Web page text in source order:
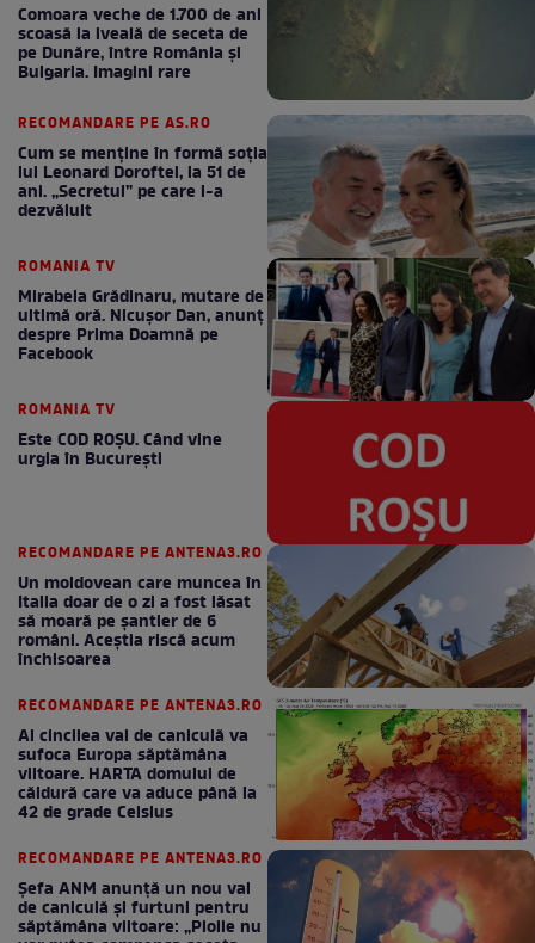
Comoara veche de 1.700 de ani
scoasă la iveală de seceta de
pe Dunăre, între România şi
Bulgaria. Imagini rare
RECOMANDARE PE AS.RO
Cum se menţine în formă soţia
lui Leonard Doroftei, la 51 de
ani. „Secretul” pe care l-a
dezvăluit
ROMANIA TV
Mirabela Grădinaru, mutare de
ultimă oră. Nicuşor Dan, anunţ
despre Prima Doamnă pe
Facebook
ROMANIA TV
Este COD ROŞU. Când vine
urgia în Bucureşti
RECOMANDARE PE ANTENA3.RO
Un moldovean care muncea în
Italia doar de o zi a fost lăsat
să moară pe şantier de 6
români. Aceștia riscă acum
închisoarea
RECOMANDARE PE ANTENA3.RO
Al cincilea val de caniculă va
sufoca Europa săptămâna
viitoare. HARTA domului de
căldură care va aduce până la
42 de grade Celsius
RECOMANDARE PE ANTENA3.RO
Șefa ANM anunță un nou val
de caniculă și furtuni pentru
săptămâna viitoare: „Ploile nu